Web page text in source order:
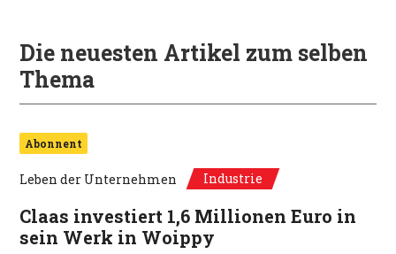
Die neuesten Artikel zum selben
Thema
Abonnent
Leben der Unternehmen Industrie
Claas investiert 1,6 Millionen Euro in
sein Werk in Woippy